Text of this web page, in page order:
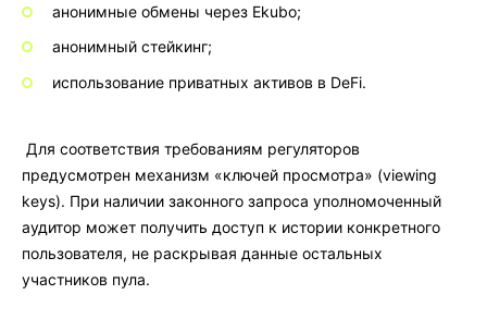
анонимные обмены через Ekubo;
анонимный стейкинг;
использование приватных активов в DeFi.
Для соответствия требованиям регуляторов
предусмотрен механизм «ключей просмотра» (viewing
keys). При наличии законного запроса уполномоченный
аудитор может получить доступ к истории конкретного
пользователя, не раскрывая данные остальных
участников пула.